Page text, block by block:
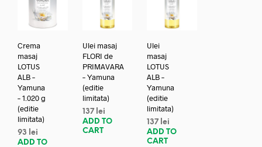
Crema
masaj
LOTUS
ALB –
Yamuna
– 1.020 g
(editie
limitata)
93
lei
ADD TO
Ulei masaj
FLORI de
PRIMAVARA
– Yamuna
(editie
limitata)
137 lei
ADD TO
CART
Ulei
masaj
LOTUS
ALB –
Yamuna
(editie
limitata)
137 lei
ADD TO
CART